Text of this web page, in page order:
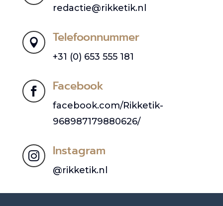
redactie@rikketik.nl
 Telefoonnummer
+31 (0) 653 555 181
 Facebook
facebook.com/Rikketik-
968987179880626/
 Instagram
@rikketik.nl